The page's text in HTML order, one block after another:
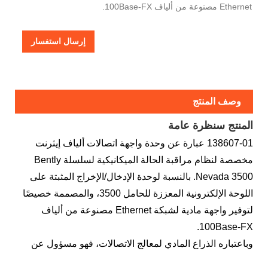
Ethernet مصنوعة من ألياف 100Base-FX.
إرسال استفسار
وصف المنتج
المنتج سنظرة عامة
138607-01 عبارة عن وحدة واجهة اتصالات ألياف إيثرنت
مخصصة لنظام مراقبة الحالة الميكانيكية لسلسلة Bently
Nevada 3500. بالنسبة لوحدة الإدخال/الإخراج المثبتة على
اللوحة الإلكترونية المعززة للحامل 3500، والمصممة خصيصًا
لتوفير واجهة مادية لشبكة Ethernet مصنوعة من ألياف
100Base-FX.
وباعتباره الذراع المادي لمعالج الاتصالات، فهو مسؤول عن